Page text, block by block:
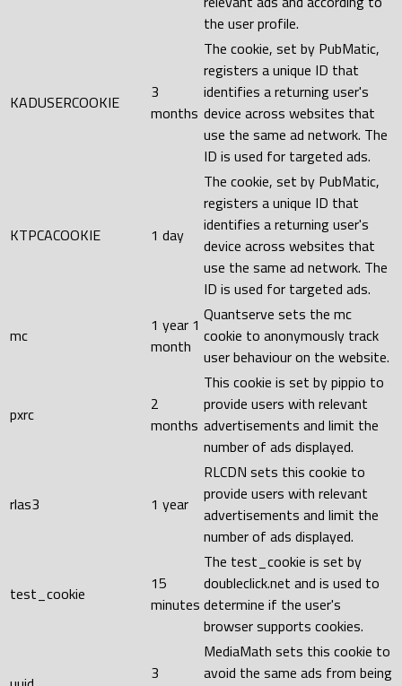
the user profile.
KADUSERCOOKIE
3
months
The cookie, set by PubMatic,
registers a unique ID that
identifies a returning user's
device across websites that
use the same ad network. The
ID is used for targeted ads.
KTPCACOOKIE 1 day
The cookie, set by PubMatic,
registers a unique ID that
identifies a returning user's
device across websites that
use the same ad network. The
ID is used for targeted ads.
mc
1 year 1
month
Quantserve sets the mc
cookie to anonymously track
user behaviour on the website.
pxrc
2
months
This cookie is set by pippio to
provide users with relevant
advertisements and limit the
number of ads displayed.
rlas3 1 year
RLCDN sets this cookie to
provide users with relevant
advertisements and limit the
number of ads displayed.
test_cookie
15
minutes
The test_cookie is set by
doubleclick.net and is used to
determine if the user's
browser supports cookies.
3
MediaMath sets this cookie to
avoid the same ads from being